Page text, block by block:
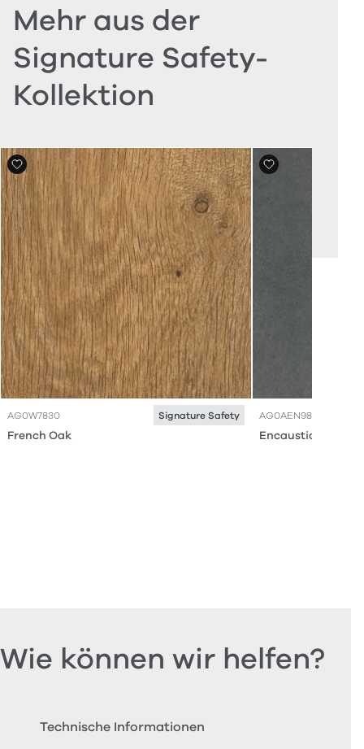
Mehr aus der
Signature Safety-
Kollektion
AG0W7830 Signature Safety
French Oak
AG0AEN98
Encaustic Storm
Wie können wir helfen?
Technische Informationen